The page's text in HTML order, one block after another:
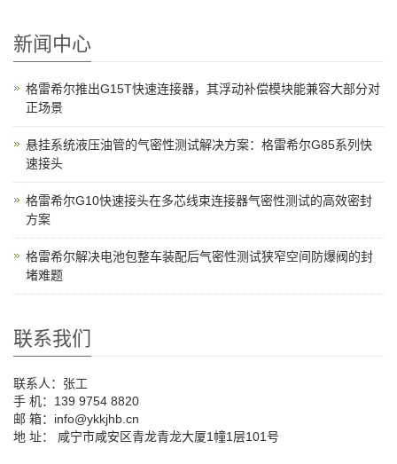
新闻中心
格雷希尔推出G15T快速连接器，其浮动补偿模块能兼容大部分对
正场景
悬挂系统液压油管的气密性测试解决方案：格雷希尔G85系列快
速接头
格雷希尔G10快速接头在多芯线束连接器气密性测试的高效密封
方案
格雷希尔解决电池包整车装配后气密性测试狭窄空间防爆阀的封
堵难题
联系我们
联系人：张工
手 机：139 9754 8820
邮 箱：info@ykkjhb.cn
地 址： 咸宁市咸安区青龙青龙大厦1幢1层101号